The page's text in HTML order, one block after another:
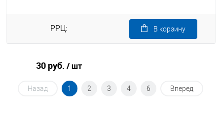
РРЦ:
30 руб. / шт
В корзину
Назад 1 2 3 4 6 Вперед